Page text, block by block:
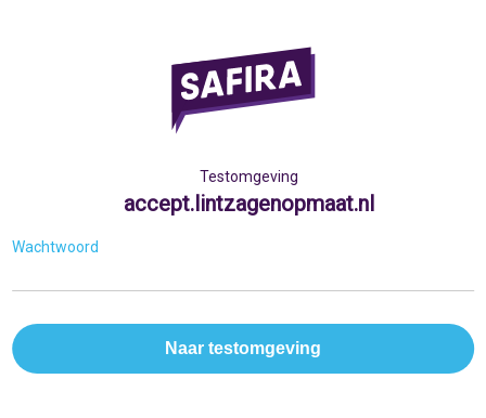
Testomgeving
accept.lintzagenopmaat.nl
Wachtwoord